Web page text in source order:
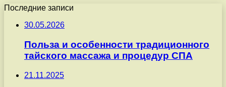
Последние записи
30.05.2026
Польза и особенности традиционного
тайского массажа и процедур СПА
21.11.2025